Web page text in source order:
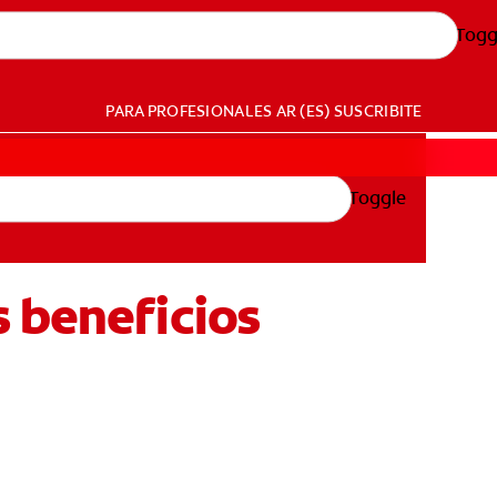
PARA PROFESIONALES AR (ES) SUSCRIBITE
Toggle
beneficios